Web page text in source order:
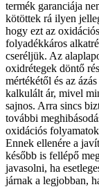
termék garanciája
kötöttek rá ilyen
hogy ezt az
folyadékkáros
cseréljük. Az
oxidrétegek döntő
mértékétől és az
kalkulált ár, mivel
sajnos. Arra sincs
további
oxidációs
Ennek ellenére a
később is fellépő
javasolni, ha
járnak a legjobban,